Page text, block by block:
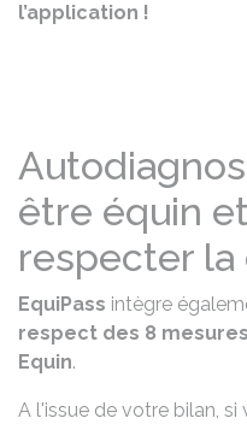
l’application !
être équin
respecter la
EquiPass intègre
respect des 8
Equin.
A l'issue de votre bilan,